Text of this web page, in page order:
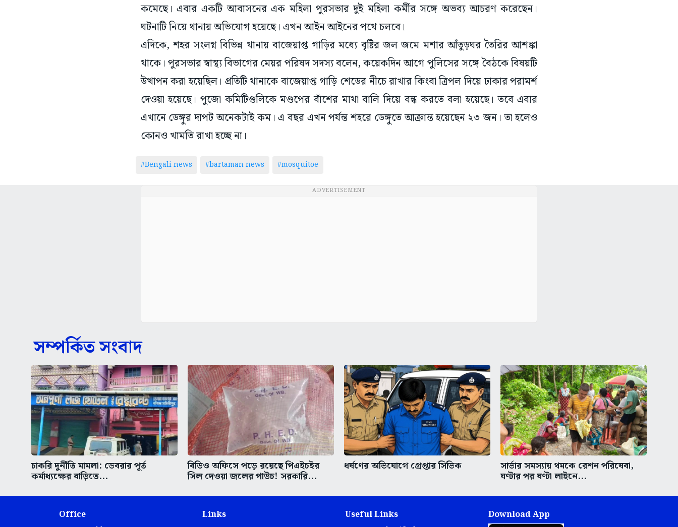
কমেছে। এবার একটি আবাসনের এক মহিলা পুরসভার দুই মহিলা কর্মীর সঙ্গে অভব্য আচরণ করেছেন।
ঘটনাটি নিয়ে থানায় অভিযোগ হয়েছে। এখন আইন আইনের পথে চলবে।
এদিকে, শহর সংলগ্ন বিভিন্ন থানায় বাজেয়াপ্ত গাড়ির মধ্যে বৃষ্টির জল জমে মশার আঁতুড়ঘর তৈরির আশঙ্কা
থাকে। পুরসভার স্বাস্থ্য বিভাগের মেয়র পরিষদ সদস্য বলেন, কয়েকদিন আগে পুলিসের সঙ্গে বৈঠকে বিষয়টি
উত্থাপন করা হয়েছিল। প্রতিটি থানাকে বাজেয়াপ্ত গাড়ি শেডের নীচে রাখার কিংবা ত্রিপল দিয়ে ঢাকার পরামর্শ
দেওয়া হয়েছে। পুজো কমিটিগুলিকে মণ্ডপের বাঁশের মাথা বালি দিয়ে বন্ধ করতে বলা হয়েছে। তবে এবার
এখানে ডেঙ্গুর দাপট অনেকটাই কম। এ বছর এখন পর্যন্ত শহরে ডেঙ্গুতে আক্রান্ত হয়েছেন ২৩ জন। তা হলেও
কোনও খামতি রাখা হচ্ছে না।
#Bengali news #bartaman news #mosquitoe
ADVERTISEMENT
সম্পর্কিত সংবাদ
চাকরি দুর্নীতি মামলা: ডেবরার পূর্ত
কর্মাধ্যক্ষের বাড়িতে...
বিডিও অফিসে পড়ে রয়েছে পিএইচইর
সিল দেওয়া জলের পাউচ! সরকারি...
ধর্ষণের অভিযোগে গ্রেপ্তার সিভিক সার্ভার সমস্যায় থমকে রেশন পরিষেবা,
ঘণ্টার পর ঘণ্টা লাইনে...
Office Links Useful Links Download App